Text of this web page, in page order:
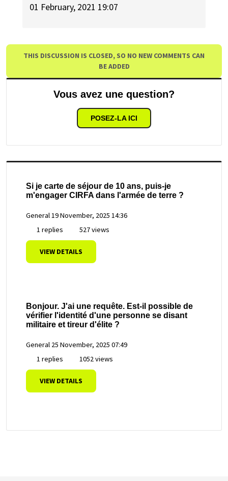
01 February, 2021 19:07
THIS DISCUSSION IS CLOSED, SO NO NEW COMMENTS CAN
BE ADDED
Vous avez une question?
POSEZ-LA ICI
Si je carte de séjour de 10 ans, puis-je
m'engager CIRFA dans l'armée de terre ?
General19 November, 2025 14:36
1 replies
527 views
VIEW DETAILS
Bonjour. J'ai une requête. Est-il possible de
vérifier l'identité d'une personne se disant
militaire et tireur d'élite ?
General 25 November, 2025 07:49
1 replies
1052 views
VIEW DETAILS